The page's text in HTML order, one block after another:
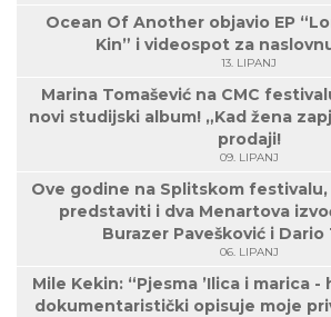
Ocean Of Another objavio EP
Kin” i videospot za
13. LIPANJ
Marina Tomašević na CMC
novi studijski album! „Kad žena
prodaji!
09. LIPANJ
Ove godine na Splitskom
predstaviti i dva Menartova
Burazer Pavešković i Dario
06. LIPANJ
Mile Kekin: “Pjesma ’Ilica i marica -
dokumentaristički opisuje moje